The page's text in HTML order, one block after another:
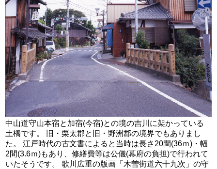
中山道守山本宿と加宿(今宿)との境の吉川に架かっている
土橋です。 旧・栗太郡と旧・野洲郡の境界でもありまし
た。 江戸時代の古文書によると当時は長さ20間(36ｍ)・幅
2間(3.6ｍ)もあり、修繕費等は公儀(幕府の負担)で行われて
いたそうです。 歌川広重の版画「木曽街道六十九次」の守